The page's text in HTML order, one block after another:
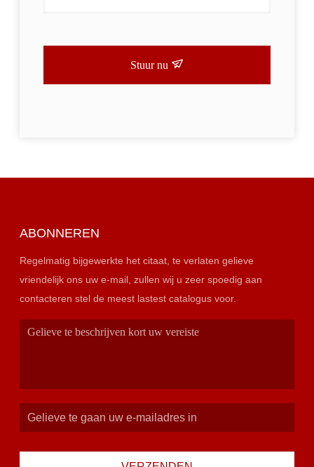
Stuur nu
ABONNEREN
Regelmatig bijgewerkte het citaat, te verlaten gelieve
vriendelijk ons uw e-mail, zullen wij u zeer spoedig aan
contacteren stel de meest lastest catalogus voor.